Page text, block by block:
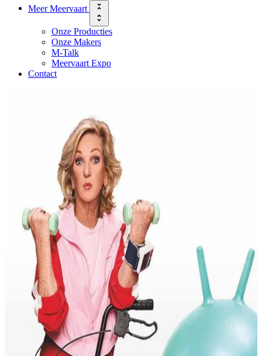
Meer Meervaart
Onze Producties
Onze Makers
M-Talk
Meervaart Expo
Contact